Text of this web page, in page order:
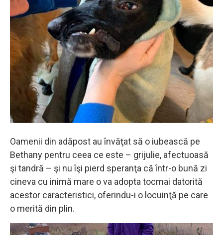
Oamenii din adăpost au învăţat să o iubească pe
Bethany pentru ceea ce este – grijulie, afectuoasă
şi tandră – şi nu îşi pierd speranţa că într-o bună zi
cineva cu inimă mare o va adopta tocmai datorită
acestor caracteristici, oferindu-i o locuinţă pe care
o merită din plin.